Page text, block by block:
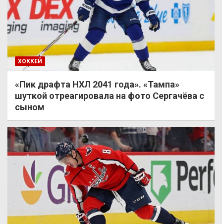
ХОККЕЙ
«Пик драфта НХЛ 2041 года». «Тампа»
шуткой отреагировала на фото Сергачёва с
сыном